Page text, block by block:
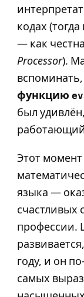
кодах
— как
Processor).
функцию
был
Этот
языка —
счастливых
профессии.
году, и он
самых